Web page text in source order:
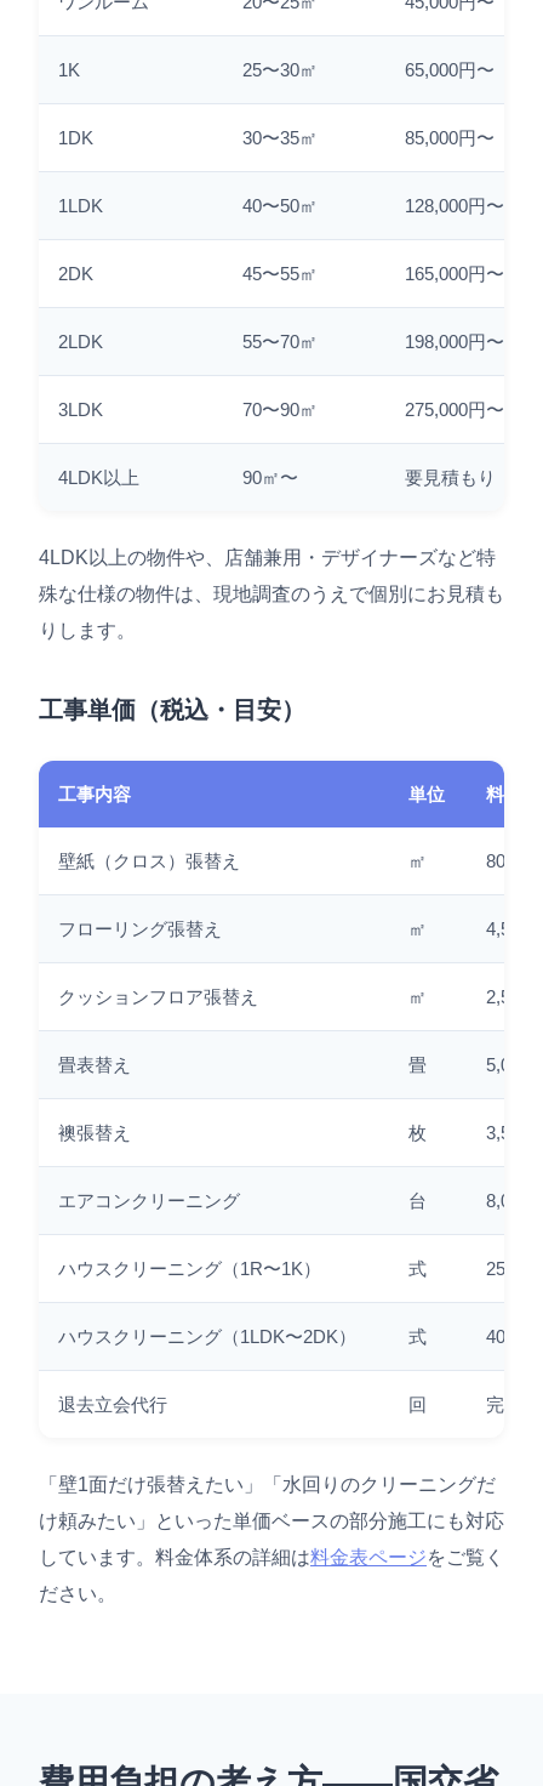
1K 25〜30㎡ 65,000円〜
1DK 30〜35㎡ 85,000円〜
1LDK 40〜50㎡ 128,000円〜
2DK 45〜55㎡ 165,000円〜
2LDK 55〜70㎡ 198,000円〜
3LDK 70〜90㎡ 275,000円〜
4LDK以上 90㎡〜 要見積もり
4LDK以上の物件や、店舗兼用・デザイナーズなど特
殊な仕様の物件は、現地調査のうえで個別にお見積も
りします。
工事単価（税込・目安）
工事内容 単位 料金
壁紙（クロス）張替え ㎡ 800円
フローリング張替え ㎡ 4,500
クッションフロア張替え ㎡ 2,500
畳表替え 畳 5,000
襖張替え 枚 3,500
エアコンクリーニング 台 8,000
ハウスクリーニング（1R〜1K） 式
ハウスクリーニング（1LDK〜2DK） 式
退去立会代行 回 完全
「壁1面だけ張替えたい」「水回りのクリーニングだ
け頼みたい」といった単価ベースの部分施工にも対応
しています。料金体系の詳細は料金表ページをご覧く
ださい。